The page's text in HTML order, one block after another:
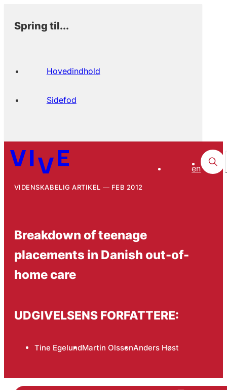
Spring til...
Hovedindhold
Sidefod
en
VIDENSKABELIG ARTIKEL FEB 2012
Breakdown of teenage
placements in Danish out-of-
home care
UDGIVELSENS FORFATTERE:
Tine EgelundMartin OlssonAnders Høst